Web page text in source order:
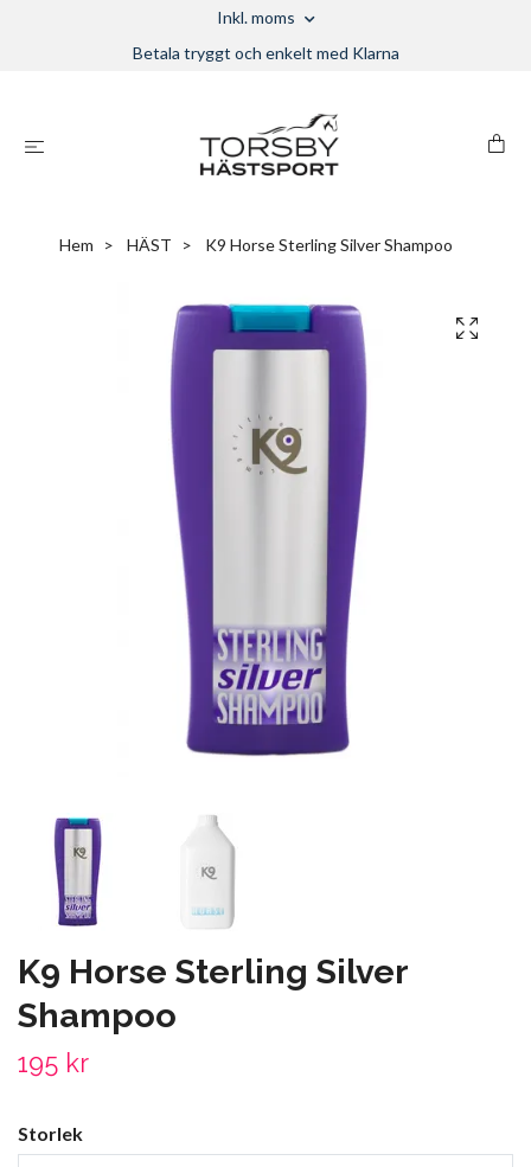
Inkl. moms
Betala tryggt och enkelt med Klarna
Hem HÄST K9 Horse Sterling Silver Shampoo
K9 Horse Sterling Silver
Shampoo
195 kr
Storlek